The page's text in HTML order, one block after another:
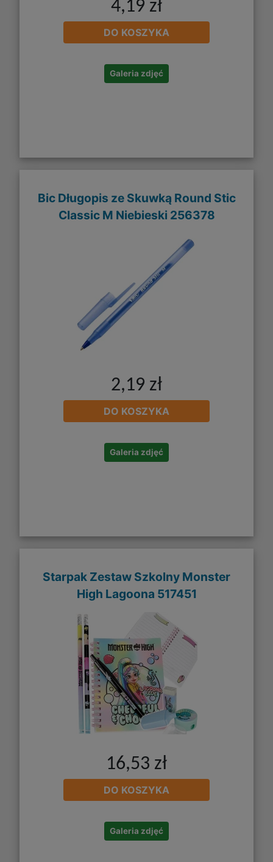
4,19 zł
DO KOSZYKA
Galeria zdjęć
Bic Długopis ze Skuwką Round Stic
Classic M Niebieski 256378
2,19 zł
DO KOSZYKA
Galeria zdjęć
Starpak Zestaw Szkolny Monster
High Lagoona 517451
16,53 zł
DO KOSZYKA
Galeria zdjęć